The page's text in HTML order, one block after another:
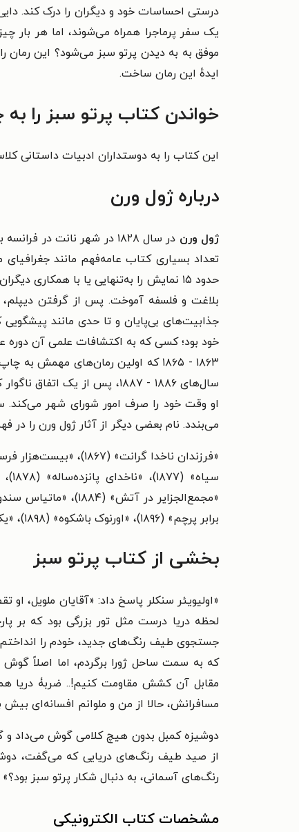
درستی احساسات خود و دیگران را درک کند.
یک سفر پرماجرا همراه می‌شوند، اما هر بار
موفق به به دیدن پرتو سبز می‌شود؟ این رمان را
ایدهٔ این رمان ساخت.
خواندن کتاب پرتو سبز را
این کتاب را به دوستداران ادبیات داستانی
درباره ژول ورن
ژول ورن
بلاغت و فلسفه آموخت. پس از گرفتن
جذابیت‌های بی‌پایان و تا حدی مانند
خود بود؛ کسی که به اکتشافات علمی آن دوره
۱۸۶۳ - ۱۸۶۵ که اولین رمان‌های
سال‌های ۱۸۸۶ - ۱۸۸۷، پس از
می‌بندد. نام بعضی دیگر از آثار ژول ورن را در
برابر پرچم» (۱۸۹۶)، «اورنوک باشکوه» (۱۸۹۸)، «یک درام در لیونی» (۱۹۰۴) و «استاد جهان» (۱۹۰۴).
بخشی از کتاب پرتو سبز
«اولیویئر سنکلر پاسخ داد: «آقایان
لحظه دریا درست مثل تور بزرگی بود که بر
جستجوی طیف رنگ‌های جدید، خودم را
که به سمت ساحل ژورا برگردم، اما اصلاً
مقابل آن کشش مقاومت کنیم!.. ضربۀ دریا
مسافرانش، حالا از من و ملوانم افسانه‌ای بیش
دوشیزه کمبل بدون هیچ کلامی گوش می‌داد و
از صید طیف رنگ‌های دریایی که می‌گفت،
رنگ‌های آسمانی، به دنبال شکار پرتو سبز بود؟»
مشخصات کتاب الکترونیکی